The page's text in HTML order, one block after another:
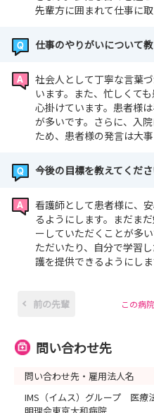
先輩方に囲まれて仕事に取
仕事のやりがいについて教
社会人として丁寧な言葉
います。また、忙しくて
心掛けています。患者様
が多いです。さらに、入
ため、患者様の発言は大
今後の目標を教えてくださ
看護師として患者様に、
るようにします。まだま
ーしていただくことが多
ただいたり、自分で学習
護を提供できるようにしま
前の先輩 この病
問い合わせ先
問い合わせ先・雇用法人名
IMS（イムス）グループ 医療
明理会東京大和病院